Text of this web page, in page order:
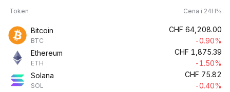
Token Cena i 24H%
Bitcoin
BTC
CHF 64,208.00
-0.90%
Ethereum
ETH
CHF 1,875.39
-1.50%
Solana
SOL
CHF 75.82
-0.40%